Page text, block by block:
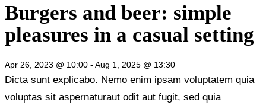
Burgers and beer: simple
pleasures in a casual setting
Apr 26, 2023 @ 10:00 - Aug 1, 2025 @ 13:30
Dicta sunt explicabo. Nemo enim ipsam voluptatem quia
voluptas sit aspernaturaut odit aut fugit, sed quia